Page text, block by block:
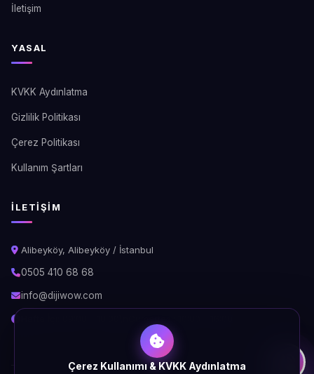
İletişim
YASAL
KVKK Aydınlatma
Gizlilik Politikası
Çerez Politikası
Kullanım Şartları
İLETIŞIM
Alibeyköy, Alibeyköy / İstanbul
0505 410 68 68
info@dijiwow.com
Çerez Kullanımı & KVKK Aydınlatma